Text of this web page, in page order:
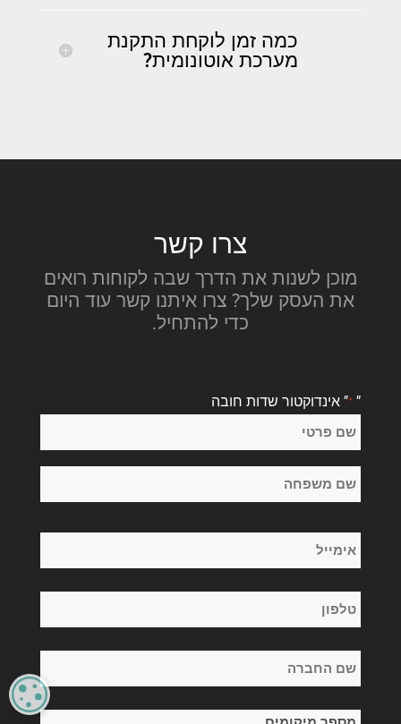
כמה זמן לוקחת התקנת
מערכת אוטונומית?
צרו קשר
מוכן לשנות את הדרך שבה לקוחות רואים
את העסק שלך? צרו איתנו קשר עוד היום
כדי להתחיל.
"
*" אינדוקטור שדות חובה
שֵׁם
*
פרטי
משפחה
אימייל
*
טלפון
*
שם
החברה
*